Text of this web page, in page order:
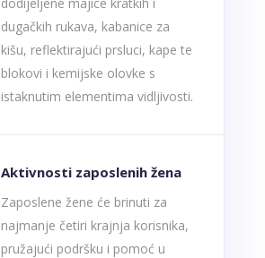
dugačkih rukava, kabanice za
kišu, reflektirajući prsluci, kape te
blokovi i kemijske olovke s
istaknutim elementima vidljivosti.
Aktivnosti zaposlenih žena
Zaposlene žene će brinuti za
najmanje četiri krajnja korisnika,
pružajući podršku i pomoć u